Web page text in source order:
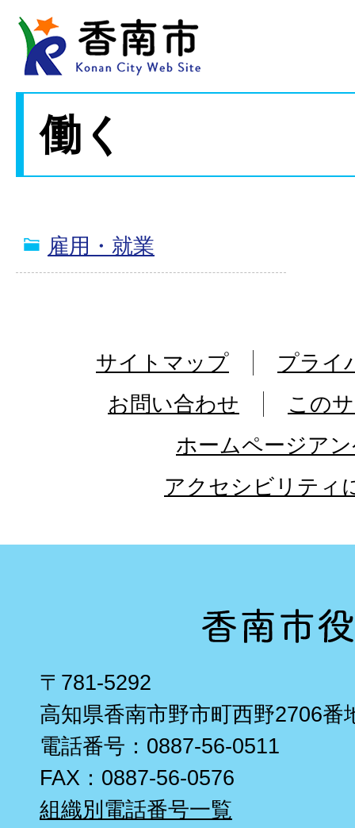
働く
雇用・就業
サイトマップ
プライ
お問い合わせ
この
ホームページア
アクセシビリティ
〒781-5292
高知県香南市野市町西野2706番
電話番号：0887-56-0511
FAX：0887-56-0576
組織別電話番号一覧